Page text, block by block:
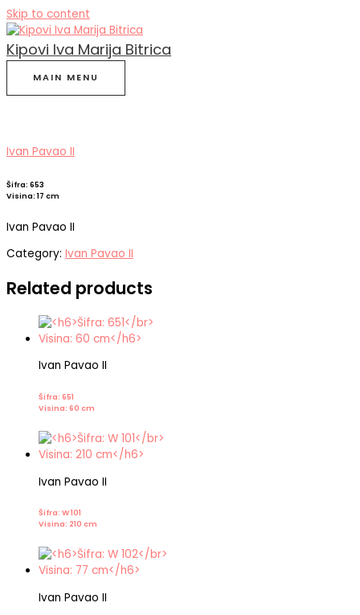
Skip to content
Kipovi Iva Marija Bitrica
MAIN MENU
Ivan Pavao II
Šifra: 653
Visina: 17 cm
Ivan Pavao II
Category: Ivan Pavao II
Related products
Ivan Pavao II
Šifra: 651
Visina: 60 cm
Ivan Pavao II
Šifra: W 101
Visina: 210 cm
Ivan Pavao II